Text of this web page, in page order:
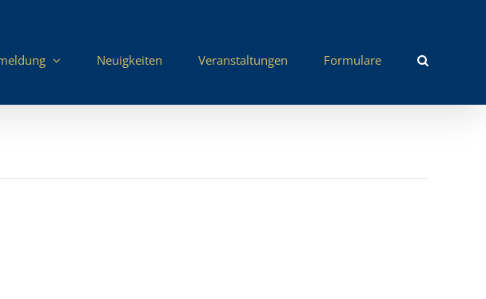
Neuigkeiten Veranstaltungen Formulare